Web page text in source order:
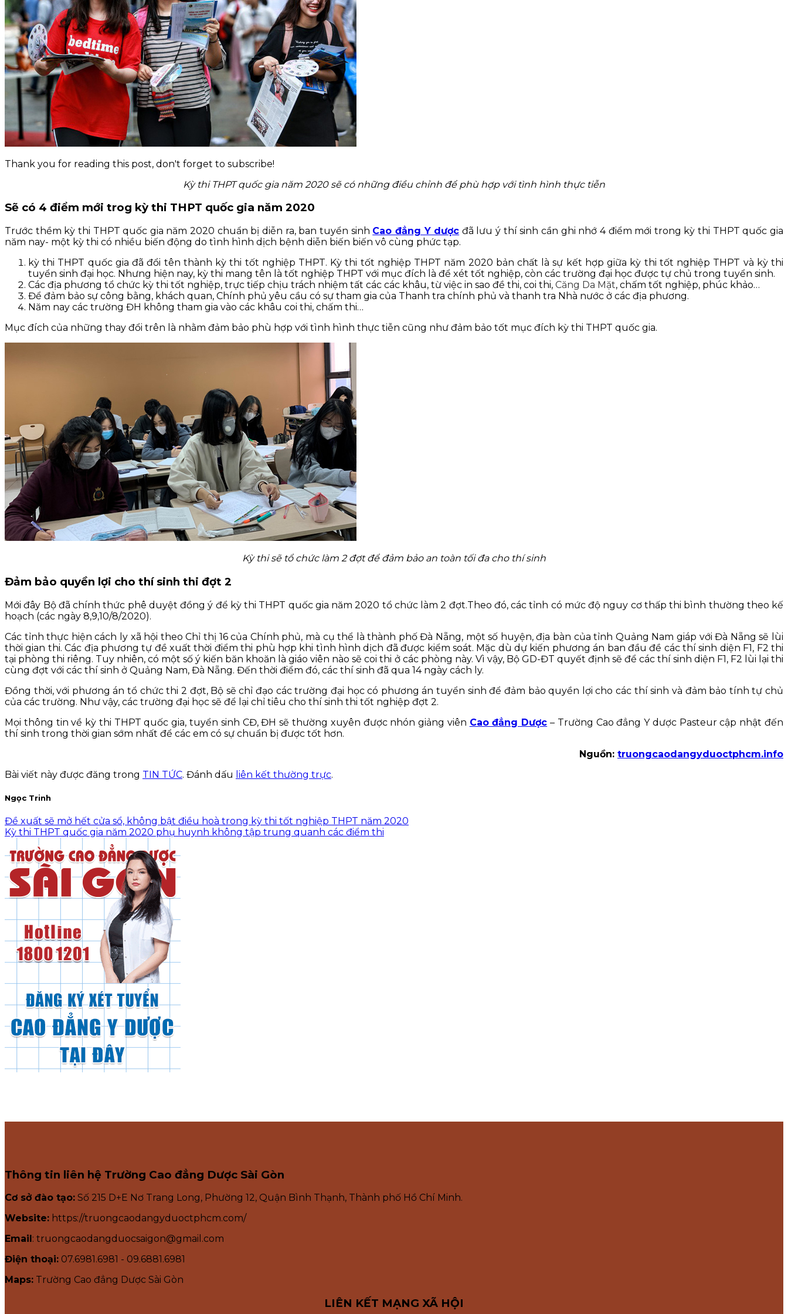
KỸ NĂNG
TIN TỨC
Thank you for reading this post, don't forget to subscribe!
Kỳ thi THPT quốc gia năm 2020 sẽ có những điều chỉnh để phù hợp với tình hình thực tiễn
Sẽ có 4 điểm mới trog kỳ thi THPT quốc gia năm 2020
Trước thềm kỳ thi THPT quốc gia năm 2020 chuẩn bị diễn ra, ban tuyển sinh Cao đẳng Y dược đã lưu ý thí sinh cần ghi nhớ 4 điểm mới trong kỳ thi THPT quốc gia
năm nay- một kỳ thi có nhiều biến động do tình hình dịch bệnh diễn biến biến vô cùng phức tạp.
kỳ thi THPT quốc gia đã đổi tên thành kỳ thi tốt nghiệp THPT. Kỳ thi tốt nghiệp THPT năm 2020 bản chất là sự kết hợp giữa kỳ thi tốt nghiệp THPT và kỳ thi
tuyển sinh đại học. Nhưng hiện nay, kỳ thi mang tên là tốt nghiệp THPT với mục đích là để xét tốt nghiệp, còn các trường đại học được tự chủ trong tuyển sinh.
Các địa phương tổ chức kỳ thi tốt nghiệp, trực tiếp chịu trách nhiệm tất các các khâu, từ việc in sao đề thi, coi thi, Căng Da Mặt, chấm tốt nghiệp, phúc khảo…
Để đảm bảo sự công bằng, khách quan, Chính phủ yêu cầu có sự tham gia của Thanh tra chính phủ và thanh tra Nhà nước ở các địa phương.
Năm nay các trường ĐH không tham gia vào các khâu coi thi, chấm thi…
Mục đích của những thay đổi trên là nhằm đảm bảo phù hợp với tình hình thực tiễn cũng như đảm bảo tốt mục đích kỳ thi THPT quốc gia.
Kỳ thi sẽ tổ chức làm 2 đợt để đảm bảo an toàn tối đa cho thí sinh
Đảm bảo quyền lợi cho thí sinh thi đợt 2
Mới đây Bộ đã chính thức phê duyệt đồng ý để kỳ thi THPT quốc gia năm 2020 tổ chức làm 2 đợt.Theo đó, các tỉnh có mức độ nguy cơ thấp thi bình thường theo kế
hoạch (các ngày 8,9,10/8/2020).
Các tỉnh thực hiện cách ly xã hội theo Chỉ thị 16 của Chính phủ, mà cụ thể là thành phố Đà Nẵng, một số huyện, địa bàn của tỉnh Quảng Nam giáp với Đà Nẵng sẽ lùi
thời gian thi. Các địa phương tự đề xuất thời điểm thi phù hợp khi tình hình dịch đã được kiểm soát. Mặc dù dự kiến phương án ban đầu đề các thí sinh diện F1, F2 thi
tại phòng thi riêng. Tuy nhiên, có một số ý kiến băn khoăn là giáo viên nào sẽ coi thi ở các phòng này. Vì vậy, Bộ GD-ĐT quyết định sẽ để các thí sinh diện F1, F2 lùi lại thi
cùng đợt với các thí sinh ở Quảng Nam, Đà Nẵng. Đến thời điểm đó, các thí sinh đã qua 14 ngày cách ly.
Đồng thời, với phương án tổ chức thi 2 đợt, Bộ sẽ chỉ đạo các trường đại học có phương án tuyển sinh để đảm bảo quyền lợi cho các thí sinh và đảm bảo tính tự chủ
của các trường. Như vậy, các trường đại học sẽ để lại chỉ tiêu cho thí sinh thi tốt nghiệp đợt 2.
Mọi thông tin về kỳ thi THPT quốc gia, tuyển sinh CĐ, ĐH sẽ thường xuyên được nhón giảng viên Cao đẳng Dược – Trường Cao đẳng Y dược Pasteur cập nhật đến
thí sinh trong thời gian sớm nhất để các em có sự chuẩn bị được tốt hơn.
Nguồn: truongcaodangyduoctphcm.info
Bài viết này được đăng trong TIN TỨC. Đánh dấu liên kết thường trực.
Ngọc Trinh
Đề xuất sẽ mở hết cửa sổ, không bật điều hoà trong kỳ thi tốt nghiệp THPT năm 2020
Kỳ thi THPT quốc gia năm 2020 phụ huynh không tập trung quanh các điểm thi
Thông tin liên hệ Trường Cao đẳng Dược Sài Gòn
Cơ sở đào tạo: Số 215 D+E Nơ Trang Long, Phường 12, Quận Bình Thạnh, Thành phố Hồ Chí Minh.
Website: https://truongcaodangyduoctphcm.com/
Email : truongcaodangduocsaigon@gmail.com
Điện thoại: 07.6981.6981 - 09.6881.6981
Maps: Trường Cao đẳng Dược Sài Gòn
LIÊN KẾT MẠNG XÃ HỘI